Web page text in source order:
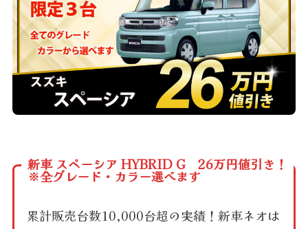
新車 スペーシア HYBRID G 26万円値引き！
※全グレード・カラー選べます
累計販売台数10,000台超の実績！新車ネオは